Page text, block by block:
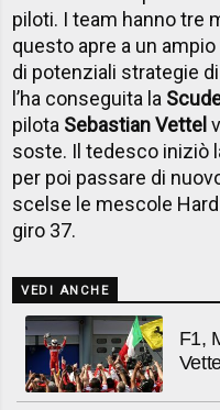
piloti. I team hanno tre
questo apre a un
di potenziali strategie
l’ha conseguita la
pilota Sebastian Vettel
soste. Il tedesco iniziò
per poi passare di
scelse le mescole
giro 37.
VEDI ANCHE
F1,